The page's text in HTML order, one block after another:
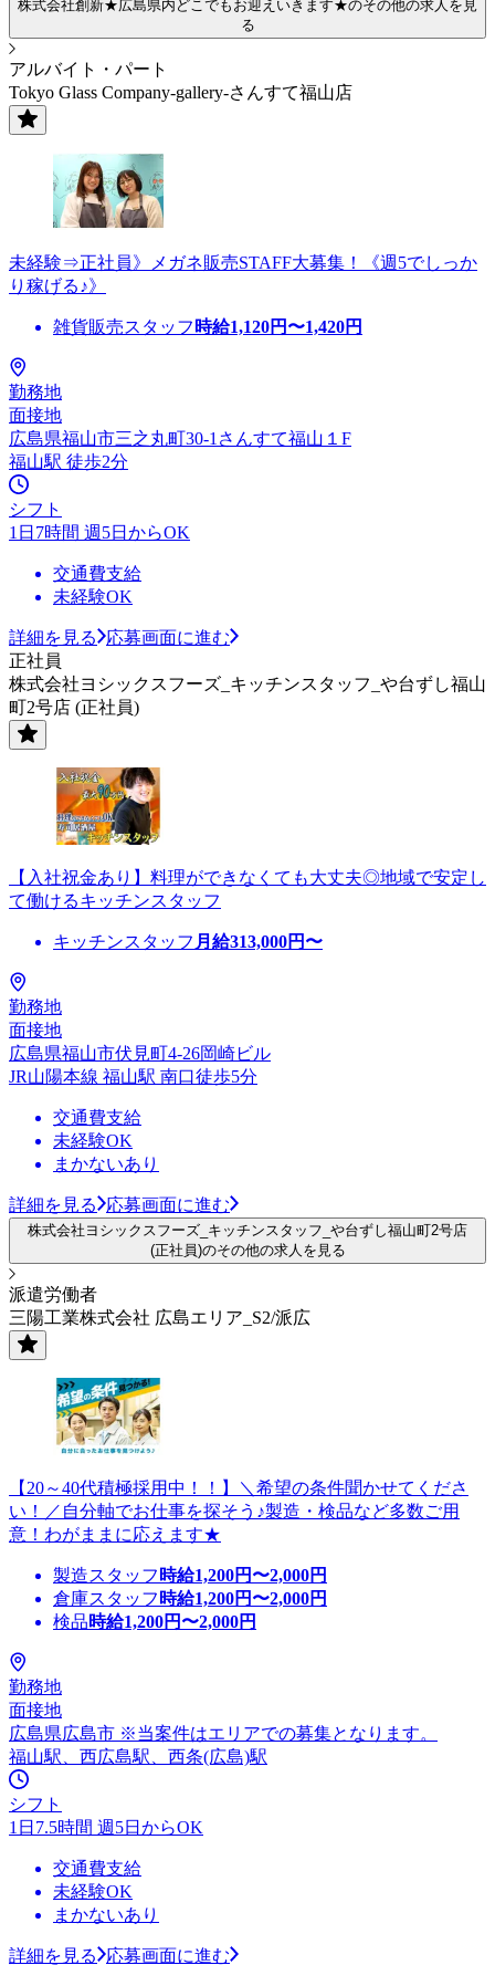
株式会社創新★広島県内どこでもお迎えいきます★のその他の求人を見
る
アルバイト・パート
Tokyo Glass Company-gallery-さんすて福山店
未経験⇒正社員》メガネ販売STAFF大募集！《週5でしっか
り稼げる♪》
雑貨販売スタッフ 時給1,120円〜1,420円
勤務地
面接地
広島県福山市三之丸町30-1さんすて福山１F
福山駅 徒歩2分
シフト
1日7時間 週5日からOK
交通費支給
未経験OK
詳細を見る
応募画面に進む
正社員
株式会社ヨシックスフーズ_キッチンスタッフ_や台ずし福山
町2号店 (正社員)
【入社祝金あり】料理ができなくても大丈夫◎地域で安定し
て働けるキッチンスタッフ
キッチンスタッフ 月給313,000円〜
勤務地
面接地
広島県福山市伏見町4-26岡崎ビル
JR山陽本線 福山駅 南口徒歩5分
交通費支給
未経験OK
まかないあり
詳細を見る 応募画面に進む
株式会社ヨシックスフーズ_キッチンスタッフ_や台ずし福山町2号店
(正社員)のその他の求人を見る
派遣労働者
三陽工業株式会社 広島エリア_S2/派広
【20～40代積極採用中！！】＼希望の条件聞かせてくださ
い！／自分軸でお仕事を探そう♪製造・検品など多数ご用
意！わがままに応えます★
製造スタッフ 時給1,200円〜2,000円
倉庫スタッフ 時給1,200円〜2,000円
検品時給1,200円〜2,000円
勤務地
面接地
広島県広島市 ※当案件はエリアでの募集となります。
福山駅、西広島駅、西条(広島)駅
シフト
1日7.5時間 週5日からOK
交通費支給
未経験OK
まかないあり
詳細を見る 応募画面に進む